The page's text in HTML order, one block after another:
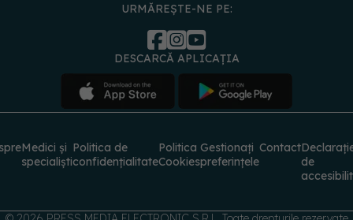
DESCARCĂ APLICAȚIA
specialiști
Politica de
confidențialitateCookies
Gestionați
preferințele
Contact
de
© 2026 PRESS MEDIA ELECTRONIC S.R.L. Toate drepturile rezervate